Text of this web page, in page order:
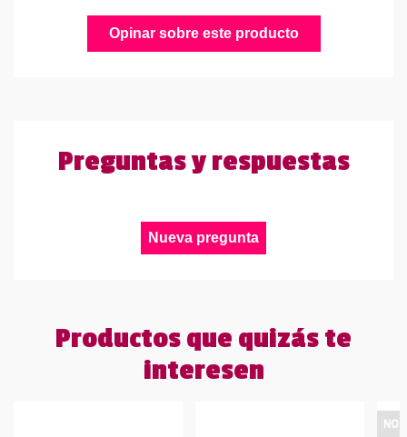
Opinar sobre este producto
Preguntas y respuestas
Nueva pregunta
Productos que quizás te
interesen
NO